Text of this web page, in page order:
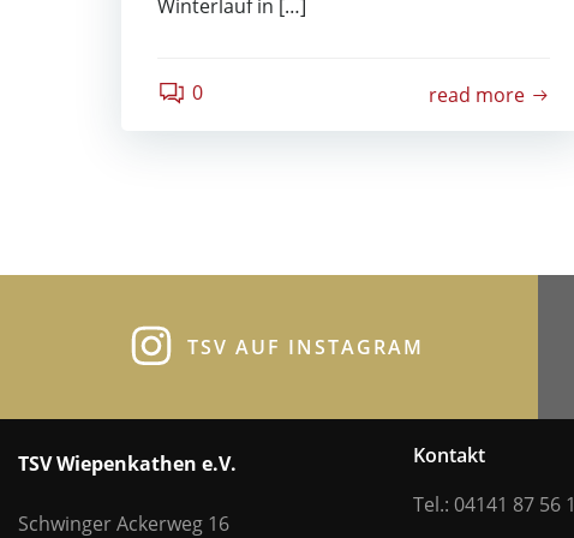
Winterlauf in […]
0 read more
TSV AUF INSTAGRAM
TSV Wiepenkathen e.V.
Schwinger Ackerweg 16
Kontakt
Tel.: 04141 87 56 1